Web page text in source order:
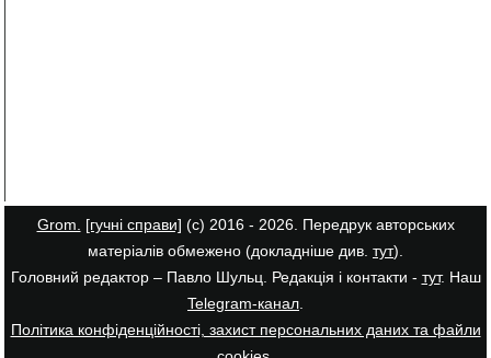
Grom. [гучні справи] (с) 2016 - 2026. Передрук авторських
матеріалів обмежено (докладніше див. тут).
Головний редактор – Павло Шульц. Редакція і контакти - тут. Наш
Telegram-канал
Політика конфіденційності, захист персональних даних та файли